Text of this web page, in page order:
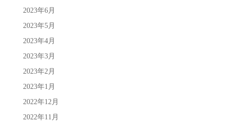
2023年6月
2023年5月
2023年4月
2023年3月
2023年2月
2023年1月
2022年12月
2022年11月